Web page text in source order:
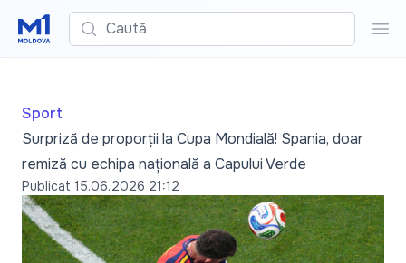
Caută
Sport
Surpriză de proporții la Cupa Mondială! Spania, doar
remiză cu echipa națională a Capului Verde
Publicat 15.06.2026 21:12